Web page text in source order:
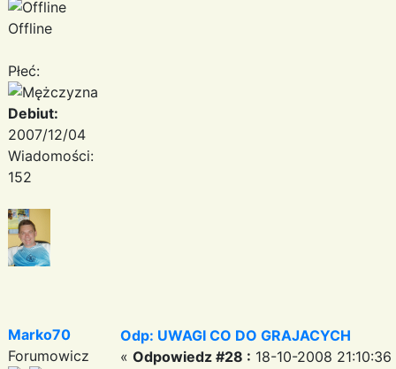
Offline
Płeć:
Debiut:
2007/12/04
Wiadomości:
152
Marko70
Forumowicz
Odp: UWAGI CO DO GRAJACYCH
« Odpowiedz #28 : 18-10-2008 21:10:36